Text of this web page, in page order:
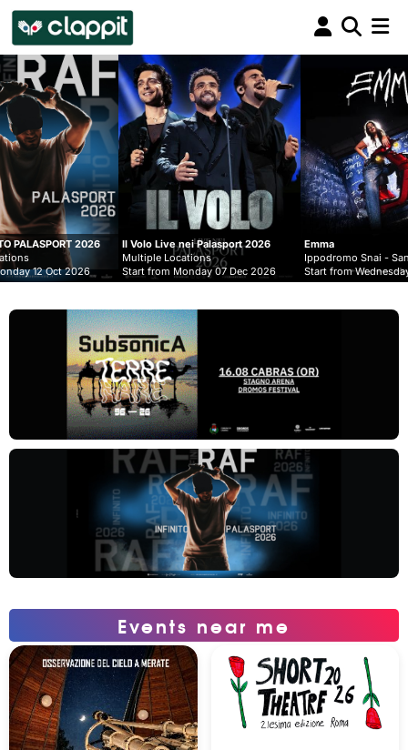
Clappit
biglietteria
Il Volo Live nei Palasport 2026
Multiple Locations
Start from Monday 07 Dec 2026
Emma
Ippodromo Snai - San Siro
Start from Wednesday 09 Sep 2026
Start
Events near me